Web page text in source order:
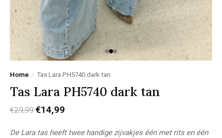
Home / Tas Lara PH5740 dark tan
Tas Lara PH5740 dark tan
€29,99 €14,99
De Lara tas heeft twee handige zijvakjes één met rits en één